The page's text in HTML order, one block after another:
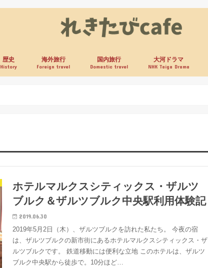
歴史
History
海外旅行
Foreign travel
国内旅行
Domestic travel
大河ドラマ
NHK Taiga Drama
ホテルマルクスシティックス・ザルツ
ブルク＆ザルツブルク中央駅利用体験記
2019.06.30
2019年5月2日（木）、ザルツブルクを訪れた私たち。 今夜の宿
は、ザルツブルクの新市街にあるホテルマルクスシティックス・ザ
ルツブルクです。 鉄道移動には便利な立地 このホテルは、ザルツ
ブルク中央駅から徒歩で。10分ほど…